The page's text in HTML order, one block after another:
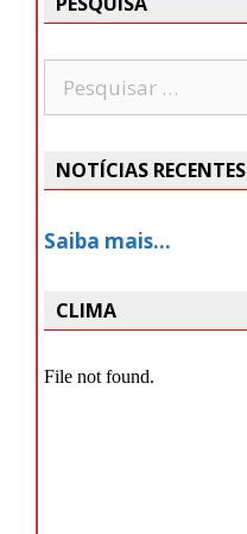
NOTÍCIAS RECENTES
Saiba mais…
CLIMA